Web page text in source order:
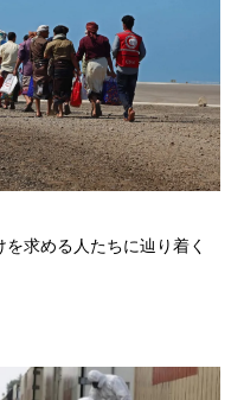
求める人たちに辿り着く